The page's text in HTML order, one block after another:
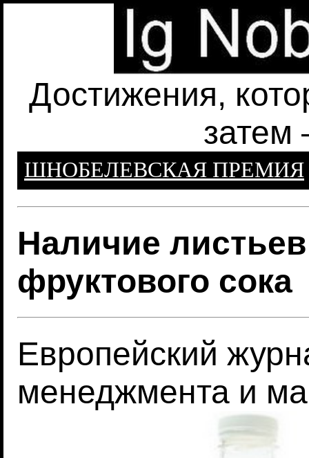
Достижения,
затем
ШНОБЕЛЕВСКАЯ ПРЕМИЯ
Наличие
фруктового сока
Европейский
менеджмента и